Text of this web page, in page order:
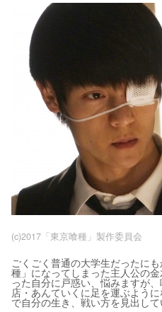
(c)2017「東京喰種」製作委員会
ごくごく普通の大学生だったに
種」になってしまった主人公の
った自分に戸惑い、悩みますが
店・あんていくに足を運ぶよう
で自分の生き、戦い方を見出し